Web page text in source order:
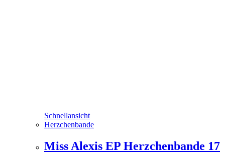
Schnellansicht
Herzchenbande
Miss Alexis EP Herzchenbande 17